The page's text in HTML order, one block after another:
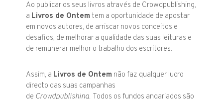
Ao publicar os seus livros através de Crowdpublishing,
a Livros de Ontem tem a oportunidade de apostar
em novos autores, de arriscar novos conceitos e
desafios, de melhorar a qualidade das suas leituras e
de remunerar melhor o trabalho dos escritores.
Assim, a Livros de Ontem não faz qualquer lucro
directo das suas campanhas
de Crowdpublishing. Todos os fundos angariados são